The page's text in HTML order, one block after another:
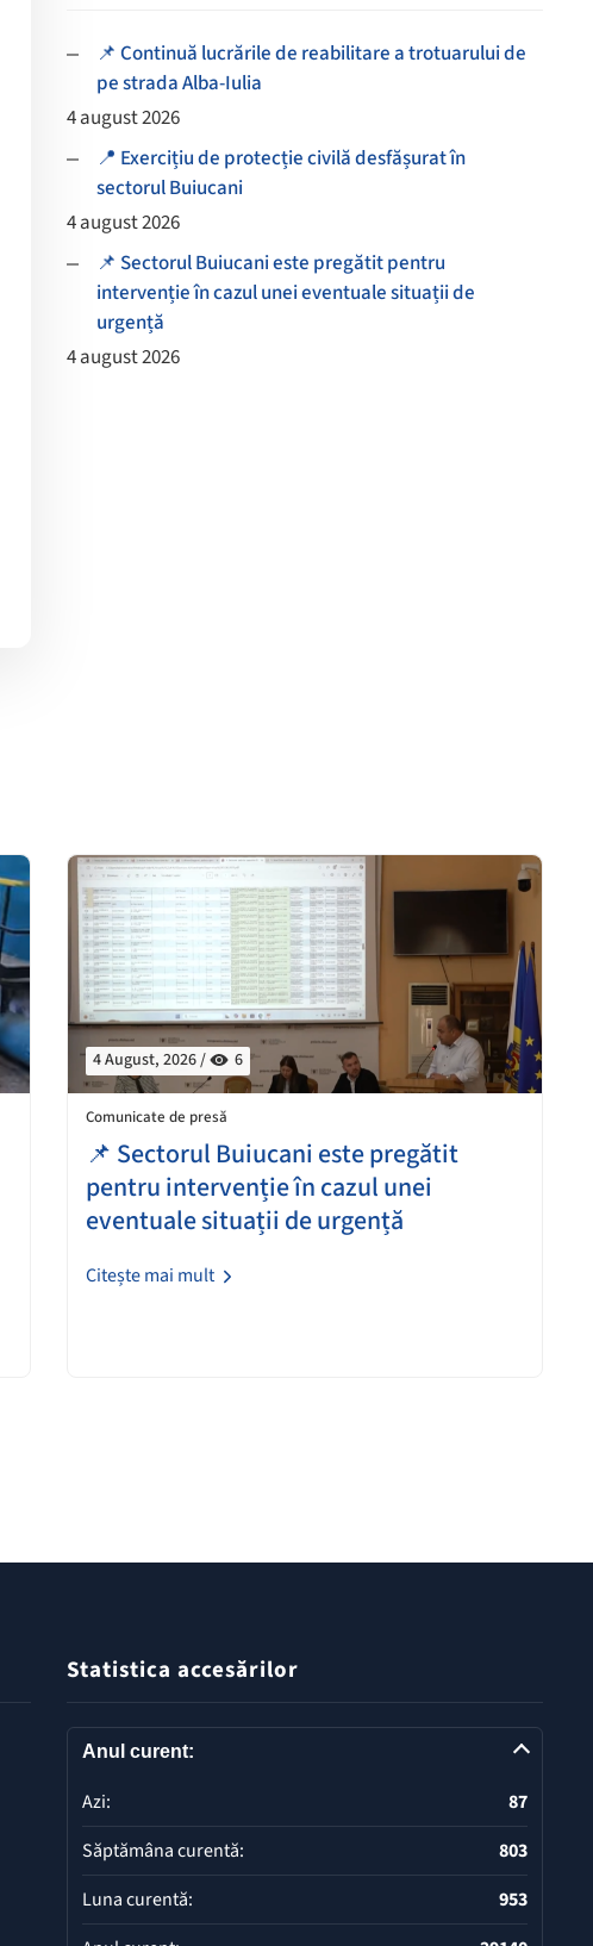
📌 Continuă lucrările de reabilitare a trotuarului de
pe strada Alba-Iulia
4 august 2026
📍 Exercițiu de protecție civilă desfășurat în
sectorul Buiucani
4 august 2026
📌 Sectorul Buiucani este pregătit pentru
intervenție în cazul unei eventuale situații de
urgență
4 august 2026
4 August, 2026 / 6
Comunicate de presă
📌 Sectorul Buiucani este pregătit
pentru intervenție în cazul unei
eventuale situații de urgență
Citește mai mult
Statistica accesărilor
Anul curent:
Azi:
87
Săptămâna curentă:
803
Luna curentă:
953